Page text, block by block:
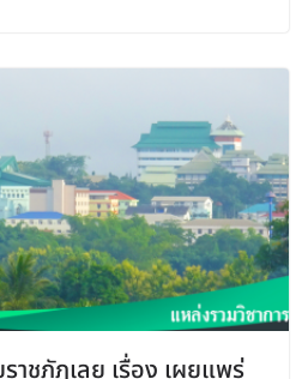
าชภัฏเลย เรื่อง เผยแพร่